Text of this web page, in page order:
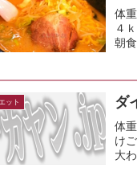
体
４
朝
ット ダ
体
け
大